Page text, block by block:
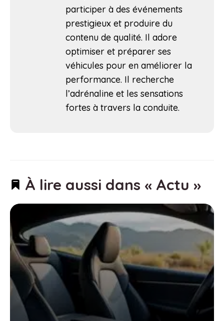
participer à des événements
prestigieux et produire du
contenu de qualité. Il adore
optimiser et préparer ses
véhicules pour en améliorer la
performance. Il recherche
l’adrénaline et les sensations
fortes à travers la conduite.
À lire aussi dans « Actu »